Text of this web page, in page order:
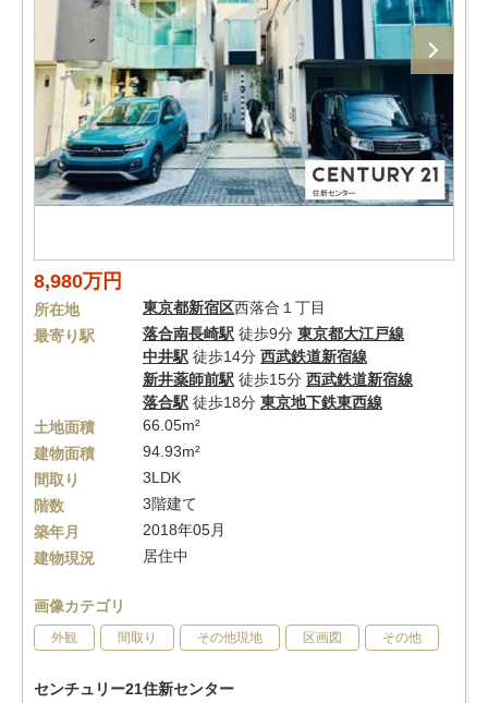
8,980万円
所在地 東京都新宿区西落合１丁目
最寄り駅
落合南長崎駅 徒歩9分 東京都大江戸線
中井駅 徒歩14分 西武鉄道新宿線
新井薬師前駅 徒歩15分 西武鉄道新宿線
落合駅 徒歩18分 東京地下鉄東西線
土地面積
66.05m²
建物面積
94.93m²
間取り
3LDK
階数
3階建て
築年月
2018年05月
建物現況
居住中
画像カテゴリ
外観 間取り その他現地 区画図 その他
センチュリー21住新センター